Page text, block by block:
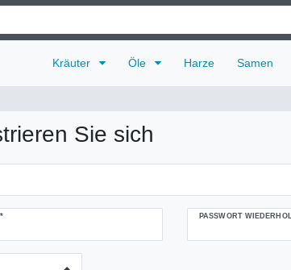
Kräuter Öle Harze Samen
Sie sich
PASSWORT